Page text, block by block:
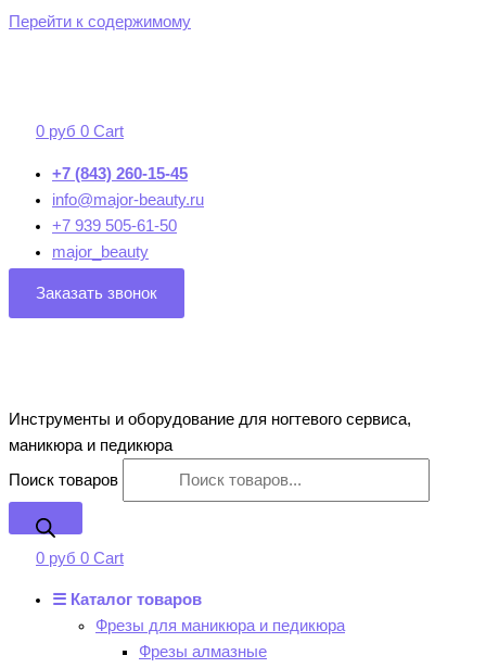
Перейти к содержимому
0 руб 0 Cart
+7 (843) 260-15-45
info@major-beauty.ru
+7 939 505-61-50
major_beauty
Заказать звонок
Инструменты и оборудование для ногтевого сервиса,
маникюра и педикюра
Поиск товаров
0 руб 0 Cart
☰ Каталог товаров
Фрезы для маникюра и педикюра
Фрезы алмазные